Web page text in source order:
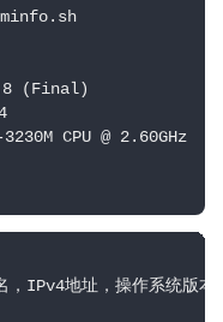
(Final)
CPU @ 2.60GHz
IPv4地址，操作系统版本